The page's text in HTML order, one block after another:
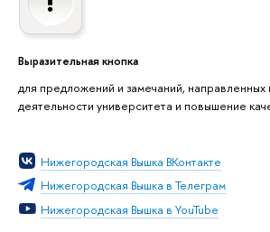
Выразительная кнопка
для предложений и замечаний, направленных
деятельности университета и повышение
Нижегородская Вышка ВКонтакте
Нижегородская Вышка в Телеграм
Нижегородская Вышка в YouTube